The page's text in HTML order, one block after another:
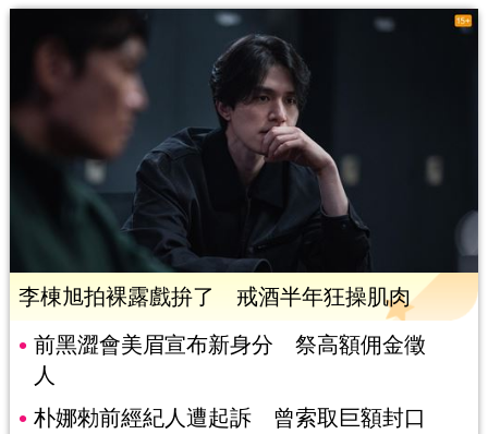
李棟旭拍裸露戲拚了 戒酒半年狂操肌肉
前黑澀會美眉宣布新身分 祭高額佣金徵
人
朴娜勑前經紀人遭起訴 曾索取巨額封口